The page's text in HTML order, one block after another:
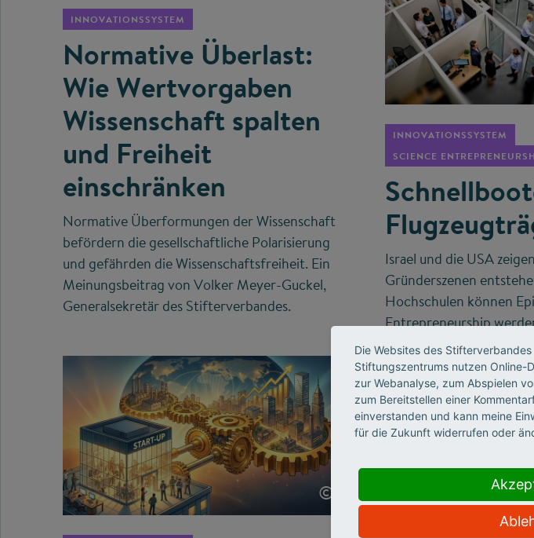
INNOVATIONSSYSTEM
Normative Überlast:
Wie Wertvorgaben
Wissenschaft spalten
und Freiheit
einschränken
Normative Überformungen der Wissenschaft
befördern die gesellschaftliche Polarisierung
und gefährden die Wissenschaftsfreiheit. Ein
Meinungsbeitrag von Volker Meyer-Guckel,
Generalsekretär des Stifterverbandes.
INNOVATIONSSYSTEM
SCIENCE
Israel und die USA
Gründerszenen
Hochschulen können
Entrepreneurship
haben, Studierenden
und Netzwerke
©
Die Websites des
Stiftungszentrums nutzen Online-
zur Webanalyse, zum Abspielen
zum Bereitstellen einer
einverstanden und kann meine
für die Zukunft widerrufen oder